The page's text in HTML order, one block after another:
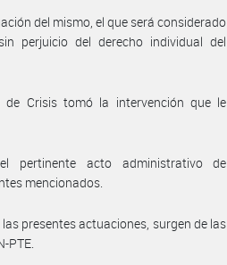
del mismo, el que será considerado
perjuicio del derecho individual del
de Crisis tomó la intervención que le
pertinente acto administrativo de
mencionados.
presentes actuaciones, surgen de las
PTE.